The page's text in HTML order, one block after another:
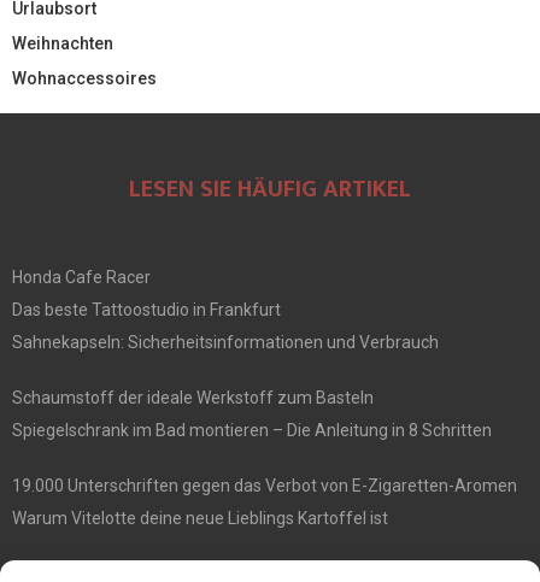
Urlaubsort
Weihnachten
Wohnaccessoires
LESEN SIE HÄUFIG ARTIKEL
Honda Cafe Racer
Das beste Tattoostudio in Frankfurt
Sahnekapseln: Sicherheitsinformationen und Verbrauch
Schaumstoff der ideale Werkstoff zum Basteln
Spiegelschrank im Bad montieren – Die Anleitung in 8 Schritten
19.000 Unterschriften gegen das Verbot von E-Zigaretten-Aromen
Warum Vitelotte deine neue Lieblings Kartoffel ist